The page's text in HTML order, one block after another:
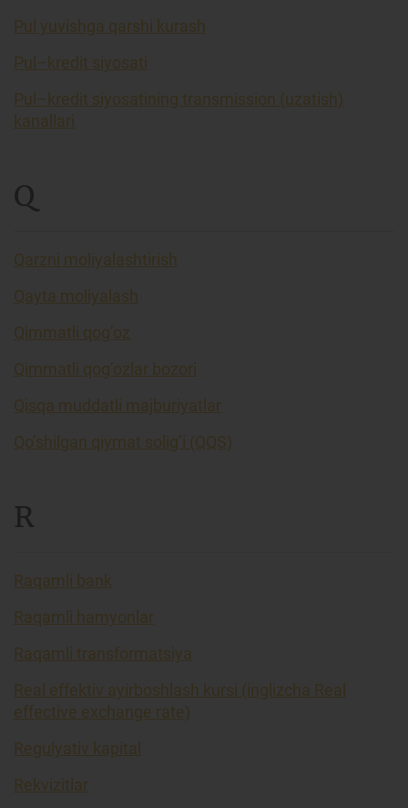
Pul yuvishga qarshi kurash
Pul–kredit siyosati
Pul–kredit siyosatining transmission (uzatish)
kanallari
Q
Qarzni moliyalashtirish
Qayta moliyalash
Qimmatli qog’oz
Qimmatli qog’ozlar bozori
Qisqa muddatli majburiyatlar
Qo’shilgan qiymat solig’i (QQS)
R
Raqamli bank
Raqamli hamyonlar
Raqamli transformatsiya
Real effektiv ayirboshlash kursi (inglizcha Real
effective exchange rate)
Regulyativ kapital
Rekvizitlar